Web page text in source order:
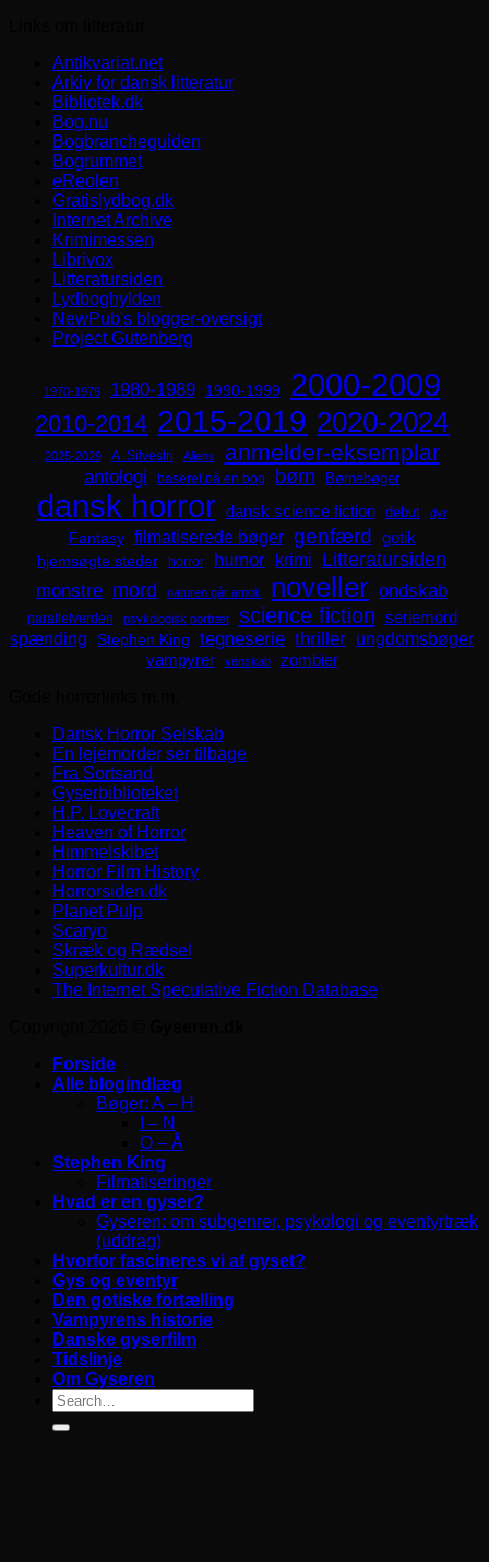
Antikvariat.net
Arkiv for dansk litteratur
Bibliotek.dk
Bog.nu
Bogbrancheguiden
Bogrummet
eReolen
Gratislydbog.dk
Internet Archive
Krimimessen
Librivox
Litteratursiden
Lydboghylden
NewPub's blogger-oversigt
Project Gutenberg
1970-1979 1980-1989 1990-1999 2000-2009
2010-2014 2015-2019 2020-2024
2025-2029 A. Silvestri Aliens anmelder-eksemplar
antologi baseret på en bog børn Børnebøger
dansk horror dansk science fiction debut dyr
Fantasy filmatiserede bøger genfærd
gotik
hjemsøgte steder
horror humor krimi Litteratursiden
monstre mord naturen går amok noveller ondskab
parallelverden psykologisk portræt science fiction seriemord
spænding Stephen King tegneserie thriller ungdomsbøger
vampyrer venskab
zombier
Dansk Horror Selskab
En lejemorder ser tilbage
Fra Sortsand
Gyserbiblioteket
H.P. Lovecraft
Heaven of Horror
Himmelskibet
Horror Film History
Horrorsiden.dk
Planet Pulp
Scaryo
Skræk og Rædsel
Superkultur.dk
The Internet Speculative Fiction Database
Forside
Alle blogindlæg
Bøger: A – H
I – N
O – Å
Stephen King
Filmatiseringer
Hvad er en gyser?
Gyseren: om subgenrer, psykologi og eventyrtræk
(uddrag)
Hvorfor fascineres vi af gyset?
Gys og eventyr
Den gotiske fortælling
Vampyrens historie
Danske gyserfilm
Tidslinje
Om Gyseren